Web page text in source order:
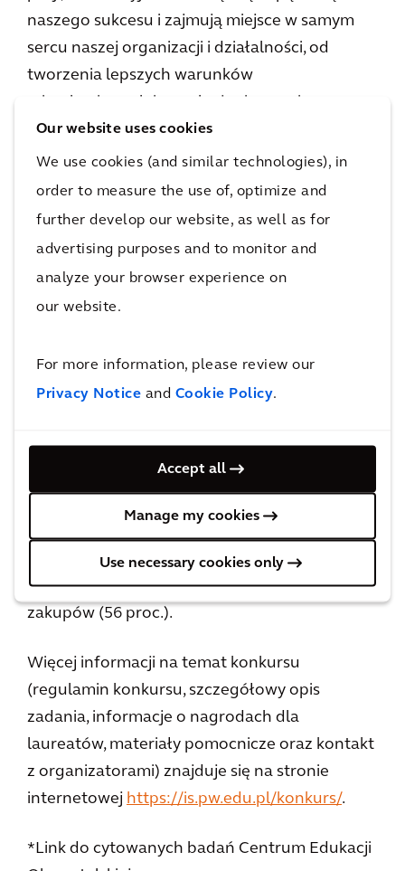
Our website uses cookies
We use cookies (and similar technologies), in
order to measure the use of, optimize and
further develop our website, as well as for
advertising purposes and to monitor and
analyze your browser experience on
our website.
For more information, please review our
Privacy Notice and Cookie Policy.
Accept all
Manage my cookies
Use necessary cookies only
naszego sukcesu i zajmują miejsce w samym
sercu naszej organizacji i działalności, od
tworzenia lepszych warunków
systemów komunikacji i transportu, po
tworzenie kultowych przestrzeni i znajdowanie
nowych rozwiązań dla złożonych wyzwań
związanych z ochroną środowiska”.
Według badań przeprowadzonych przez
Centrum Edukacji Obywatelskiej* młodzi
Polacy i młode Polki są świadomi obecnej
klimatu. Wiedzę w tej tematyce czerpią przede
wszystkim z Internetu oraz programów
dokumentalnych oraz kanałów
przyrodniczych. Do najbardziej popularnych
działań podejmowanych na rzecz klimatu
przez młodych ludzi należą przede wszystkim:
segregacja odpadów (66 proc.), ograniczanie
zużycia wody (62 proc.) oraz ograniczanie
zakupów (56 proc.).
Więcej informacji na temat konkursu
(regulamin konkursu, szczegółowy opis
zadania, informacje o nagrodach dla
laureatów, materiały pomocnicze oraz kontakt
z organizatorami) znajduje się na stronie
internetowej https://is.pw.edu.pl/konkurs/.
*Link do cytowanych badań Centrum Edukacji